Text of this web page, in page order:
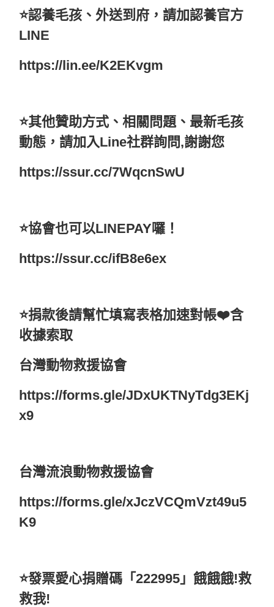
⭐️認養毛孩、外送到府，請加認養官方
LINE
https://lin.ee/K2EKvgm
⭐️其他贊助方式、相關問題、最新毛孩
動態，請加入Line社群詢問,謝謝您
https://ssur.cc/7WqcnSwU
⭐️協會也可以LINEPAY囉！
https://ssur.cc/ifB8e6ex
⭐️捐款後請幫忙填寫表格加速對帳❤️含
收據索取
台灣動物救援協會
https://forms.gle/JDxUKTNyTdg3EKj
x9
台灣流浪動物救援協會
https://forms.gle/xJczVCQmVzt49u5
K9
⭐️發票愛心捐贈碼「222995」餓餓餓!救
救我!